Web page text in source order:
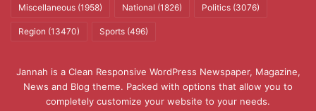
Miscellaneous (1958) National (1826) Politics (3076)
Region (13470) Sports (496)
Jannah is a Clean Responsive WordPress Newspaper, Magazine,
News and Blog theme. Packed with options that allow you to
completely customize your website to your needs.